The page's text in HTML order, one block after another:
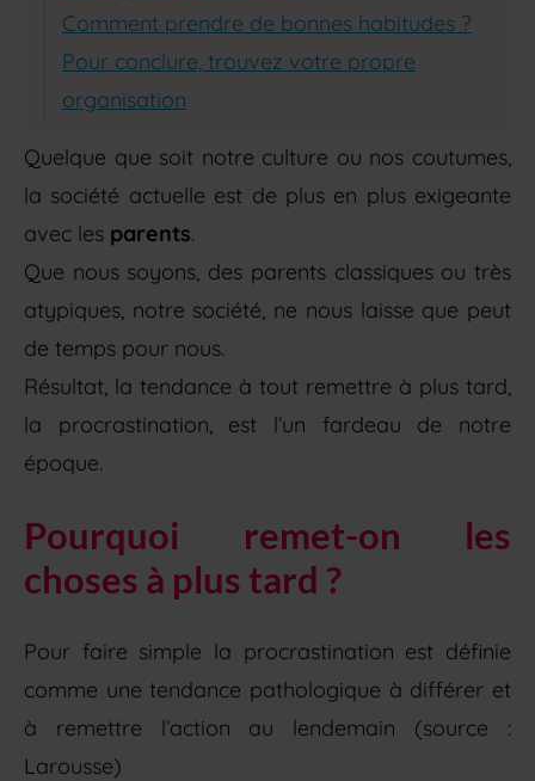
Comment prendre de bonnes habitudes ?
Pour conclure, trouvez votre propre
organisation
Quelque que soit notre culture ou nos coutumes,
la société actuelle est de plus en plus exigeante
avec les parents.
Que nous soyons, des parents classiques ou très
atypiques, notre société, ne nous laisse que peut
de temps pour nous.
Résultat, la tendance à tout remettre à plus tard,
la procrastination, est l’un fardeau de notre
époque.
Pourquoi remet-on les
choses à plus tard ?
Pour faire simple la procrastination est définie
comme une tendance pathologique à différer et
à remettre l’action au lendemain (source :
Larousse)